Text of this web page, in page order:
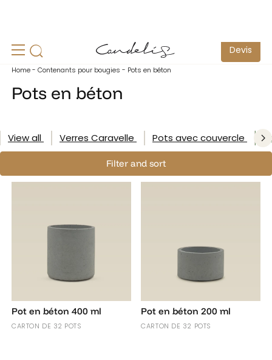
Devis
Home - Contenants pour bougies- Pots en béton
Pots en béton
View all Verres Caravelle Pots avec couvercle
Filter and sort
Pot en béton 400 ml
CARTON DE 32 POTS
Pot en béton 200 ml
CARTON DE 32 POTS